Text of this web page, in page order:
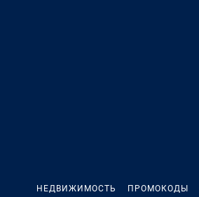
НЕДВИЖИМОСТЬ ПРОМОКОДЫ